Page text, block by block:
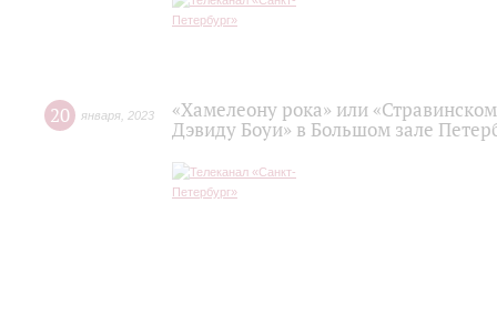
20 января 2023
«Хамелеону рока» или
Дэвиду Боуи» в Большом зале